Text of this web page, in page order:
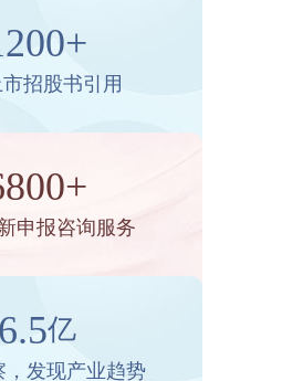
招股书引用
申报咨询服务
6.5亿
，发现产业趋势